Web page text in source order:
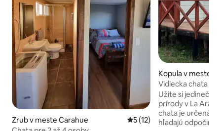
Zrub v meste Carahue Priemerné ohodnotenie 5
5 (12)
Kopula v meste
Vidiecka chata s
raňajkami.
Užite si
prírody v La
chata je určená
hľadajú